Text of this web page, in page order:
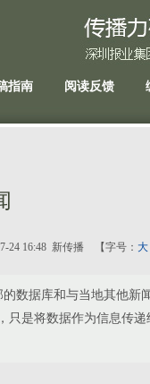
指南 阅读反馈
24 16:48 新传播 【字号： 大
数据库和与当地其他新闻
只是将数据作为信息传递